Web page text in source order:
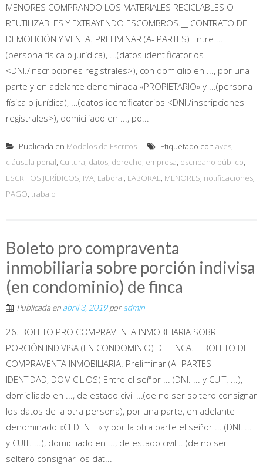
MENORES COMPRANDO LOS MATERIALES RECICLABLES O
REUTILIZABLES Y EXTRAYENDO ESCOMBROS.__ CONTRATO DE
DEMOLICIÓN Y VENTA. PRELIMINAR (A- PARTES) Entre ...
(persona física o jurídica), ...(datos identificatorios
<DNI./inscripciones registrales>), con domicilio en ..., por una
parte y en adelante denominada «PROPIETARIO» y ...(persona
física o jurídica), ...(datos identificatorios <DNI./inscripciones
registrales>), domiciliado en ..., po...
Publicada en Modelos de Escritos Etiquetado con aves,
cláusula penal, Cultura, datos, derecho, empresa, escribano público,
ESCRITOS JURÍDICOS, IVA, Laboral, LABORAL, MENORES, notificaciones,
PAGO, trabajo
Boleto pro compraventa
inmobiliaria sobre porción indivisa
(en condominio) de finca
Publicada en abril 3, 2019poradmin
26. BOLETO PRO COMPRAVENTA INMOBILIARIA SOBRE
PORCIÓN INDIVISA (EN CONDOMINIO) DE FINCA.__ BOLETO DE
COMPRAVENTA INMOBILIARIA. Preliminar (A- PARTES-
IDENTIDAD, DOMICILIOS) Entre el señor ... (DNI. ... y CUIT. ...),
domiciliado en ..., de estado civil ...(de no ser soltero consignar
los datos de la otra persona), por una parte, en adelante
denominado «CEDENTE» y por la otra parte el señor ... (DNI. ...
y CUIT. ...), domiciliado en ..., de estado civil ...(de no ser
soltero consignar los dat...